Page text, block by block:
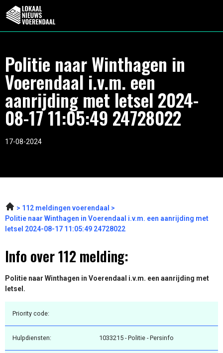
Politie naar Winthagen in
Voerendaal i.v.m. een
aanrijding met letsel 2024-
08-17 11:05:49 24728022
17-08-2024
112 meldingen voerendaal
Politie naar Winthagen in Voerendaal i.v.m. een aanrijding met
letsel 2024-08-17 11:05:49 24728022
Info over 112 melding:
Politie naar Winthagen in Voerendaal i.v.m. een aanrijding met
letsel.
Priority code:
Hulpdiensten: 1033215 - Politie - Persinfo